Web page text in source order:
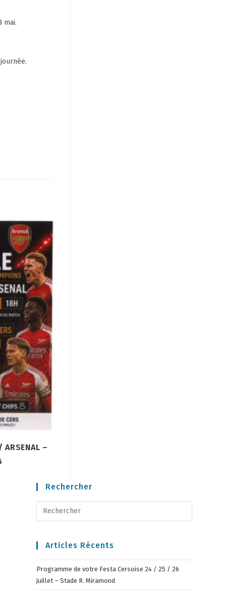
mai.
–
Rechercher
Articles Récents
Programme de votre Festa Cersoise 24 / 25 / 26
juillet – Stade R. Miramond